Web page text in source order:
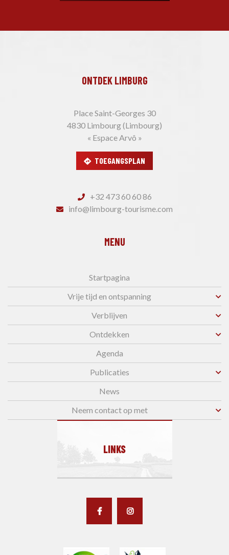
ONTDEK LIMBURG
Place Saint-Georges 30
4830 Limbourg (Limbourg)
« Espace Arvô »
TOEGANGSPLAN
+32 473 60 60 86
info@limbourg-tourisme.com
MENU
Startpagina
Vrije tijd en ontspanning
Verblijven
Ontdekken
Agenda
Publicaties
News
Neem contact op met
LINKS